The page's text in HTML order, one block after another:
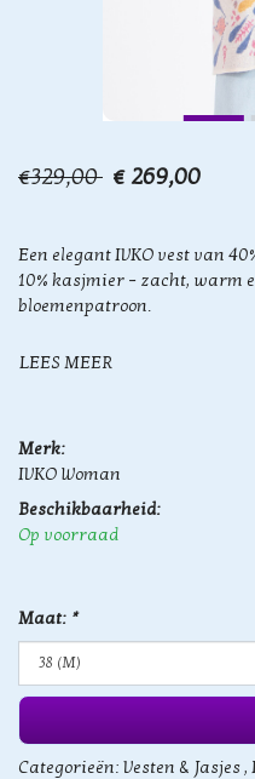
€329,00 € 269,00
Een elegant IVKO vest van
10% kasjmier – zacht, warm
bloemenpatroon.
LEES MEER
Merk:
IVKO Woman
Beschikbaarheid:
Op voorraad
Maat: *
Categorieën: Vesten & Jasjes,